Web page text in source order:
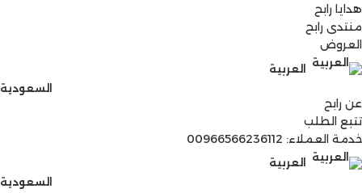
هدايا رابح
منتدى رابح
العروض
العربية
السعودية
عن رابح
تتبع الطلب
خدمة العملاء: 00966566236112
العربية
السعودية